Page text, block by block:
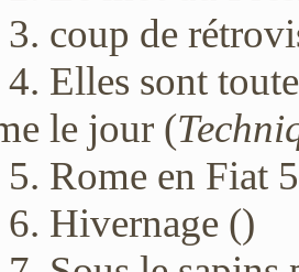
3. coup de
4. Elles sont
le jour (
5. Rome en Fiat
6. Hivernage ()